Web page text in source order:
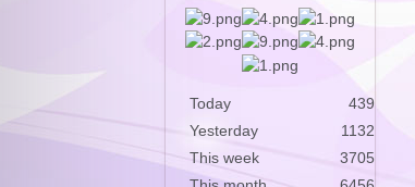
Today
439
Yesterday
1132
This week
3705